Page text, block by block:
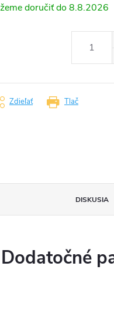
8.8.2026
Tlač
Zdieľať
DISKUSIA
Dodatočné